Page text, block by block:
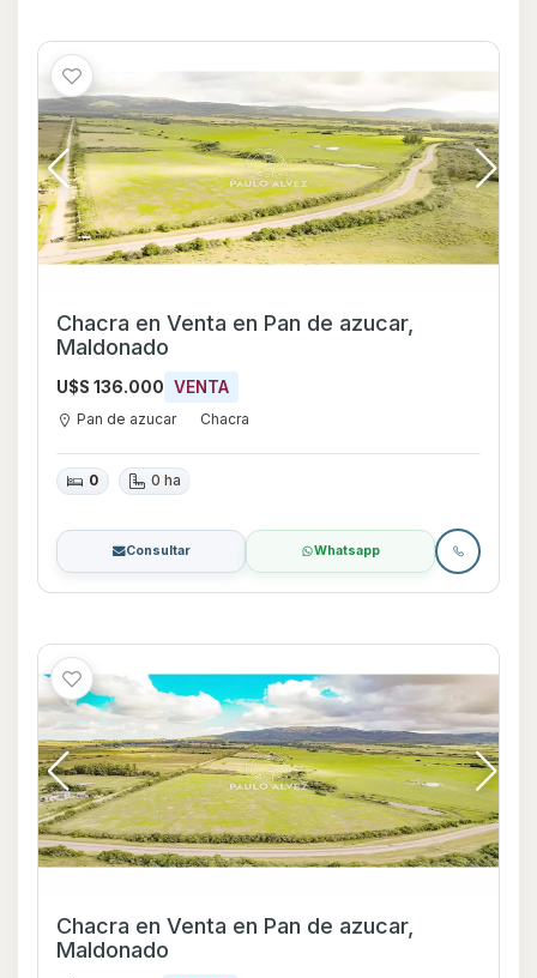
Chacra en Venta en Pan de azucar,
Maldonado
U$S 136.000 VENTA
Pan de azucar Chacra
0 0 ha
Consultar Whatsapp
Chacra en Venta en Pan de azucar,
Maldonado